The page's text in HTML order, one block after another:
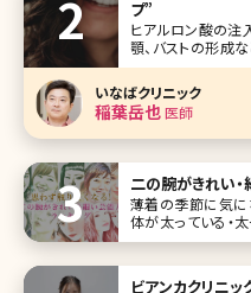
プ”
ヒアルロン酸の注
顎、バストの形成
返りのシワ取りとい
知られていますね
れぞれに異なった
を実現させる方法で
いなばクリニック
稲葉岳也医師
二の腕がきれい
薄着の季節に気に
体が太っている・
肉が余裕で掴めち
はない特徴を持つ
ビアンカクリニック 銀座 幡手亜梨子医